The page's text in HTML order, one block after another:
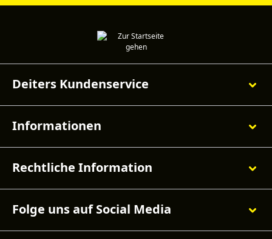
Deiters Kundenservice
Informationen
Rechtliche Information
Folge uns auf Social Media